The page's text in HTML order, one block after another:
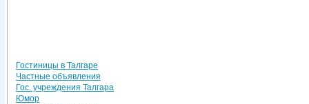
Гостиницы в Талгаре
Частные объявления
Гос. учреждения Талгара
Юмор